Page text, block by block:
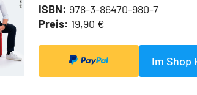
ISBN: 978-3-86470-980-7
Preis: 19,90 €
Im Shop